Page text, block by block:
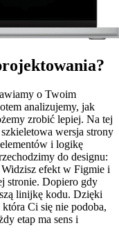
o Twoim
analizujemy, jak
zrobić lepiej. Na tej
wersja strony
i logikę
do designu:
efekt w Figmie i
stronie. Dopiero gdy
linijkę kodu. Dzięki
Ci się nie podoba,
etap ma sens i